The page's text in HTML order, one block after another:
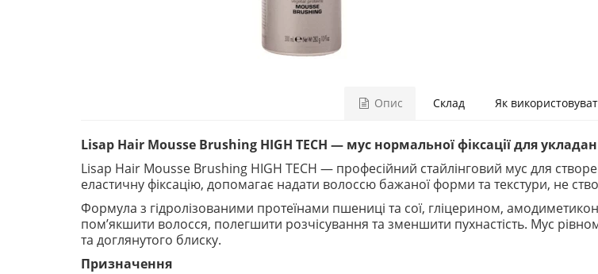
Опис Склад Як
Lisap Hair Mousse Brushing HIGH TECH — мус нормальної фіксації для
Lisap Hair Mousse Brushing HIGH TECH — професійний стайлінговий мус для
еластичну фіксацію, допомагає надати волоссю бажаної форми та текстури, не
Формула з гідролізованими протеїнами пшениці та сої, гліцерином,
пом’якшити волосся, полегшити розчісування та зменшити пухнастість. Мус
та доглянутого блиску.
Призначення